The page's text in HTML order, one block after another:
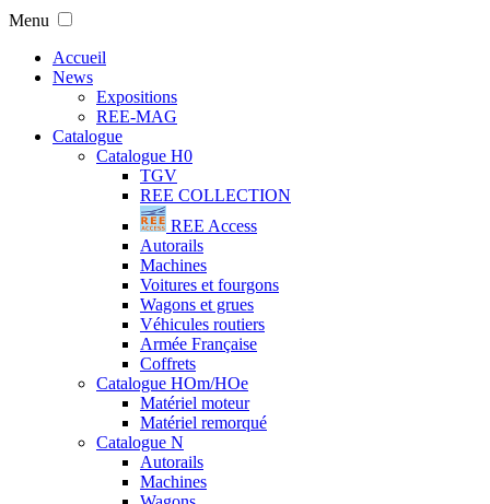
Menu
Accueil
News
Expositions
REE-MAG
Catalogue
Catalogue H0
TGV
REE COLLECTION
REE Access
Autorails
Machines
Voitures et fourgons
Wagons et grues
Véhicules routiers
Armée Française
Coffrets
Catalogue HOm/HOe
Matériel moteur
Matériel remorqué
Catalogue N
Autorails
Machines